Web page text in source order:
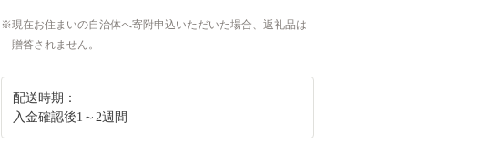
現在お住まいの自治体へ寄附申込いただいた場合、返礼品は
贈答されません。
配送時期：
入金確認後1～2週間